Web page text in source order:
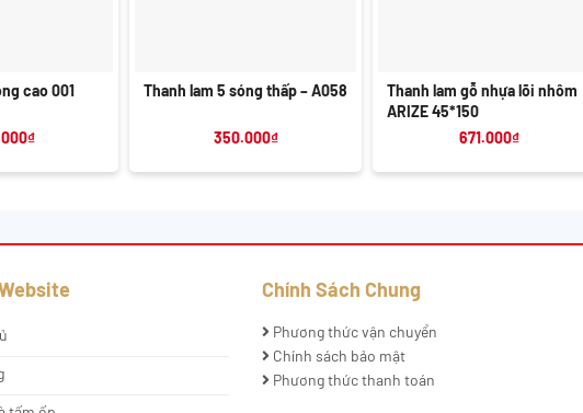
cao 001
₫
Thanh lam 5 sóng thấp – A058
350.000₫
Thanh lam gỗ nhựa lõi nhôm
ARIZE 45*150
671.000₫
Chính Sách Chung
Phương thức vận chuyển
Chính sách bảo mật
Phương thức thanh toán